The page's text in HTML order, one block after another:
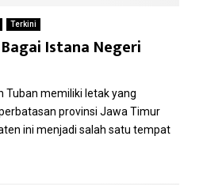
Terkini
Istana Negeri
Tuban memiliki letak yang
provinsi Jawa Timur
ini menjadi salah satu tempat